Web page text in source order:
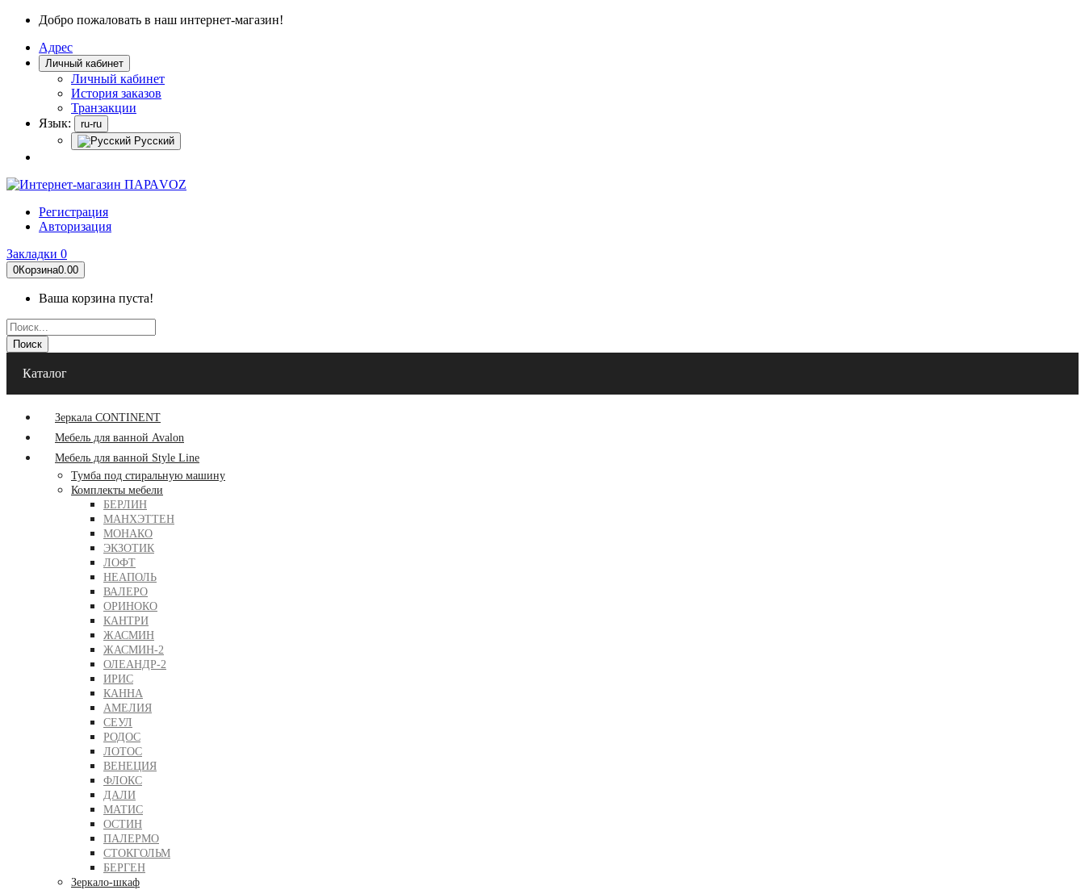
Добро пожаловать в наш интернет-магазин!
Адрес
Личный кабинет
Личный кабинет
История заказов
Транзакции
Язык:
ru-ru
Русский
Регистрация
Авторизация
Закладки 0
0Корзина0.00
Ваша корзина пуста!
Поиск
Каталог
Зеркала CONTINENT
Мебель для ванной Avalon
Мебель для ванной Style Line
Тумба под стиральную машину
Комплекты мебели
БЕРЛИН
МАНХЭТТЕН
МОНАКО
ЭКЗОТИК
ЛОФТ
НЕАПОЛЬ
ВАЛЕРО
ОРИНОКО
КАНТРИ
ЖАСМИН
ЖАСМИН-2
ОЛЕАНДР-2
ИРИС
КАННА
АМЕЛИЯ
СЕУЛ
РОДОС
ЛОТОС
ВЕНЕЦИЯ
ФЛОКС
ДАЛИ
МАТИС
ОСТИН
ПАЛЕРМО
СТОКГОЛЬМ
БЕРГЕН
Зеркало-шкаф